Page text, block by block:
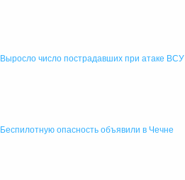
Выросло число пострадавших при атаке
Беспилотную опасность объявили в Чечне